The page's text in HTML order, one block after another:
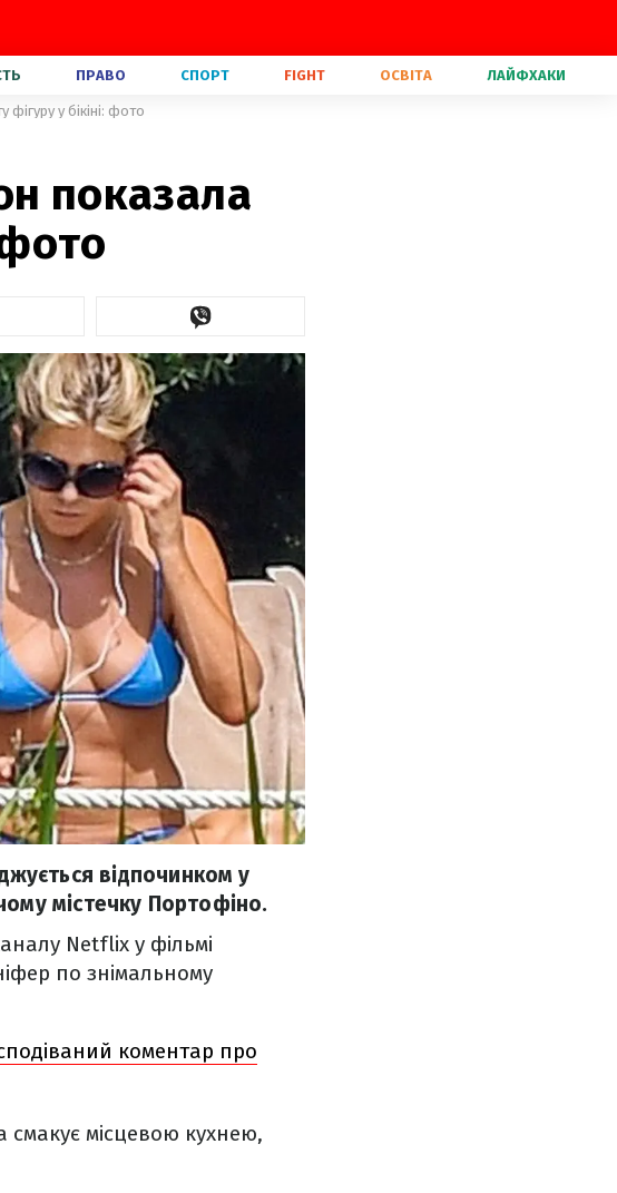
ПРАВО СПОРТ FIGHT ОСВІТА ЛАЙФХАКИ
фігуру у бікіні: фото
показала
фото
відпочинком у
містечку Портофіно.
Netflix у фільмі
по знімальному
коментар про
смакує місцевою кухнею,